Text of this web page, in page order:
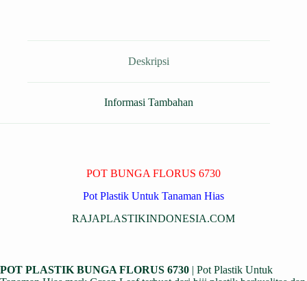
Deskripsi
Informasi Tambahan
POT BUNGA FLORUS 6730
Pot Plastik Untuk Tanaman Hias
RAJAPLASTIKINDONESIA.COM
POT PLASTIK BUNGA FLORUS 6730 | Pot Plastik Untuk